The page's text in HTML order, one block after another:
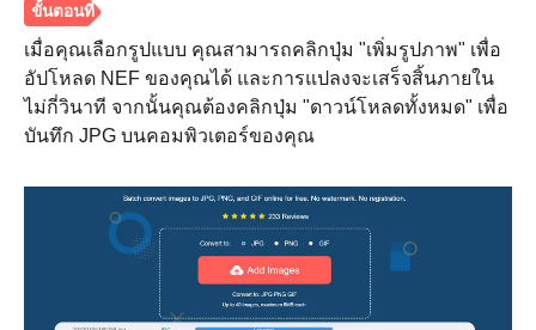
1.
เมื่อคุณเลือกรูปแบบ คุณสามารถคลิกปุ่ม "เพิ่มรูปภาพ" เพื่อ
อัปโหลด NEF ของคุณได้ และการแปลงจะเสร็จสิ้นภายใน
ไม่กี่วินาที จากนั้นคุณต้องคลิกปุ่ม "ดาวน์โหลดทั้งหมด" เพื่อ
บันทึก JPG บนคอมพิวเตอร์ของคุณ